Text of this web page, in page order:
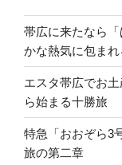
帯広に来たなら
かな熱気に包まれ
エスタ帯広でお
ら始まる十勝旅
特急「おおぞら3
旅の第二章